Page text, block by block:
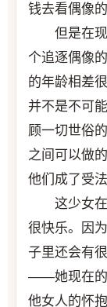
钱去看偶像
但是在现
个追逐偶像
的年龄相差
并不是不可
顾一切世俗
之间可以做
他们成了受
这少女在
很快乐。因
子里还会有
——她现在的
他女人的怀